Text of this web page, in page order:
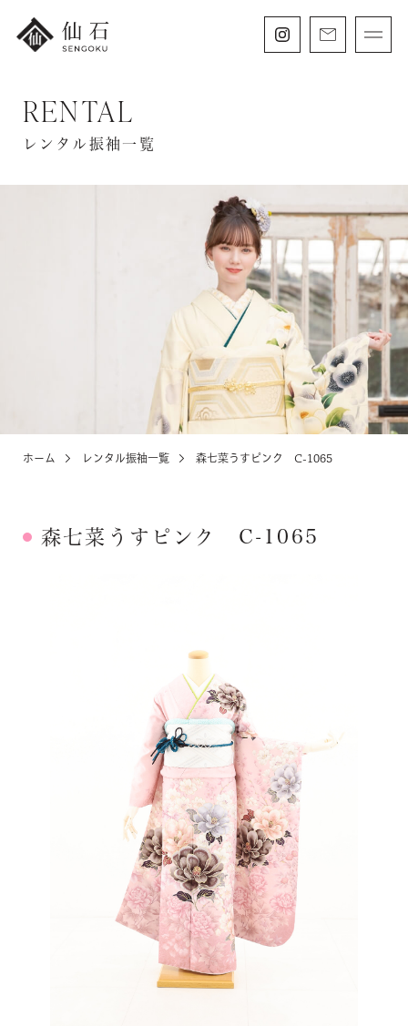
FURISODE 振袖・紋付袴レンタル
卒業袴レンタル
七五三・
にぶんのいち成人式
フォトウェディング
KIDS
ABOUT
お問い合わせ・来店予約
RENTAL
レンタル振袖一覧
ホーム レンタル振袖一覧 森七菜うすピンク C-1065
森七菜うすピンク C-1065